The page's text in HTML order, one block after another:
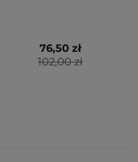
102,00 zł
76,50 zł